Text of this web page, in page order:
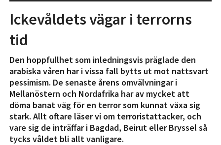
Ickevåldets vägar i terrorns
tid
Den hoppfullhet som inledningsvis präglade den
arabiska våren har i vissa fall bytts ut mot nattsvart
pessimism. De senaste årens omvälvningar i
Mellanöstern och Nordafrika har av mycket att
döma banat väg för en terror som kunnat växa sig
stark. Allt oftare läser vi om terroristattacker, och
vare sig de inträffar i Bagdad, Beirut eller Bryssel så
tycks våldet bli allt vanligare.